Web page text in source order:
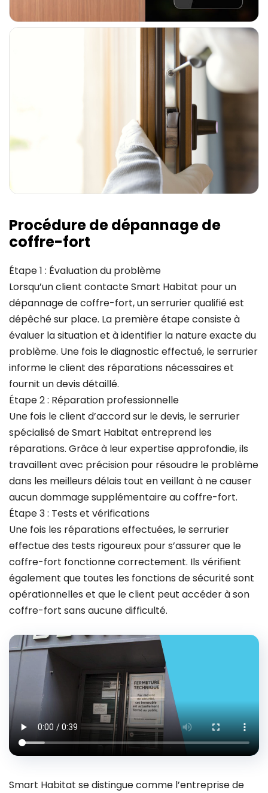
Procédure de dépannage de
coffre-fort
Étape 1 : Évaluation du problème
Lorsqu’un client contacte Smart Habitat pour un
dépannage de coffre-fort, un serrurier qualifié est
dépêché sur place. La première étape consiste à
évaluer la situation et à identifier la nature exacte du
problème. Une fois le diagnostic effectué, le serrurier
informe le client des réparations nécessaires et
fournit un devis détaillé.
Étape 2 : Réparation professionnelle
Une fois le client d’accord sur le devis, le serrurier
spécialisé de Smart Habitat entreprend les
réparations. Grâce à leur expertise approfondie, ils
travaillent avec précision pour résoudre le problème
dans les meilleurs délais tout en veillant à ne causer
aucun dommage supplémentaire au coffre-fort.
Étape 3 : Tests et vérifications
Une fois les réparations effectuées, le serrurier
effectue des tests rigoureux pour s’assurer que le
coffre-fort fonctionne correctement. Ils vérifient
également que toutes les fonctions de sécurité sont
opérationnelles et que le client peut accéder à son
coffre-fort sans aucune difficulté.
Smart Habitat se distingue comme l’entreprise de